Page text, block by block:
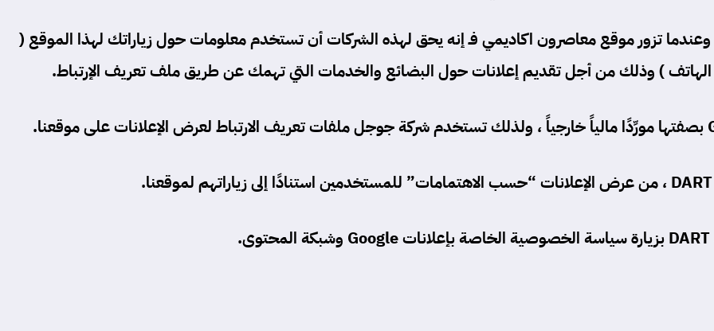
تزور موقعمعاصرون اكاديمي فـ إنه يحق لهذه الشركات أن تستخدم معلومات حول زياراتك لهذا الموقع (
رقم الهاتف ) وذلك من أجل تقديم إعلانات حول البضائع والخدمات التي تهمك عن طريقملف تعريف الإرتباط.
ملفات تعريف الارتباط لعرض الإعلانات على موقعنا.
DART ، من عرض الإعلانات “حسب الاهتمامات” للمستخدمين استنادًا إلى زياراتهم لموقعنا.
DART بزيارةسياسة الخصوصية الخاصة بإعلانات Google وشبكة المحتوى .